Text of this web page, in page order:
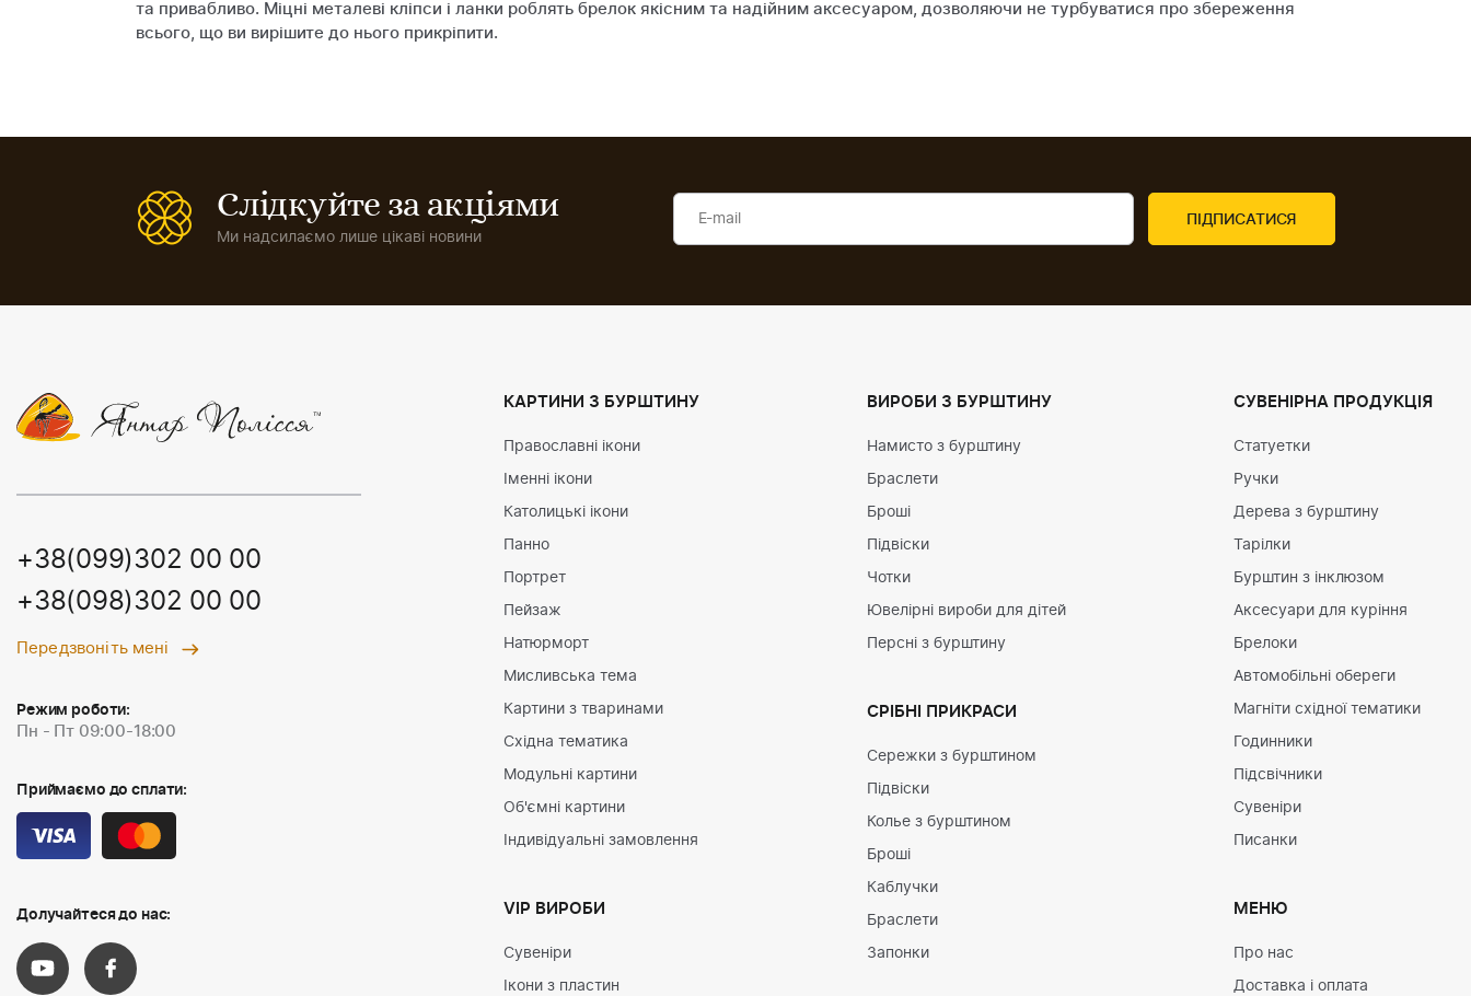
та привабливо. Міцні металеві кліпси і ланки роблять брелок якісним та надійним аксесуаром, дозволяючи не турбуватися про збереження
всього, що ви вирішите до нього прикріпити.
Слідкуйте за акціями
Ми надсилаємо лише цікаві новини
+38(099)302 00 00
+38(098)302 00 00
Передзвоніть мені
Режим роботи:
Пн - Пт 09:00-18:00
Приймаємо до сплати:
Долучайтеся до нас:
КАРТИНИ З БУРШТИНУ
Православні ікони
Іменні ікони
Католицькі ікони
Панно
Портрет
Пейзаж
Натюрморт
Мисливська тема
Картини з тваринами
Східна тематика
Модульні картини
Об'ємні картини
Індивідуальні замовлення
VIP ВИРОБИ
Сувеніри
Ікони з пластин
ВИРОБИ З БУРШТИНУ
Намисто з бурштину
Браслети
Броші
Підвіски
Чотки
Ювелірні вироби для дітей
Персні з бурштину
СРІБНІ ПРИКРАСИ
Сережки з бурштином
Підвіски
Колье з бурштином
Броші
Каблучки
Браслети
Запонки
СУВЕНІРНА ПРОДУКЦІЯ
Статуетки
Ручки
Дерева з бурштину
Тарілки
Бурштин з інклюзом
Аксесуари для куріння
Брелоки
Автомобільні обереги
Магніти східної тематики
Годинники
Підсвічники
Сувеніри
Писанки
МЕНЮ
Про нас
Доставка і оплата